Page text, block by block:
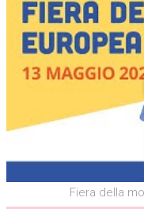
Fiera della